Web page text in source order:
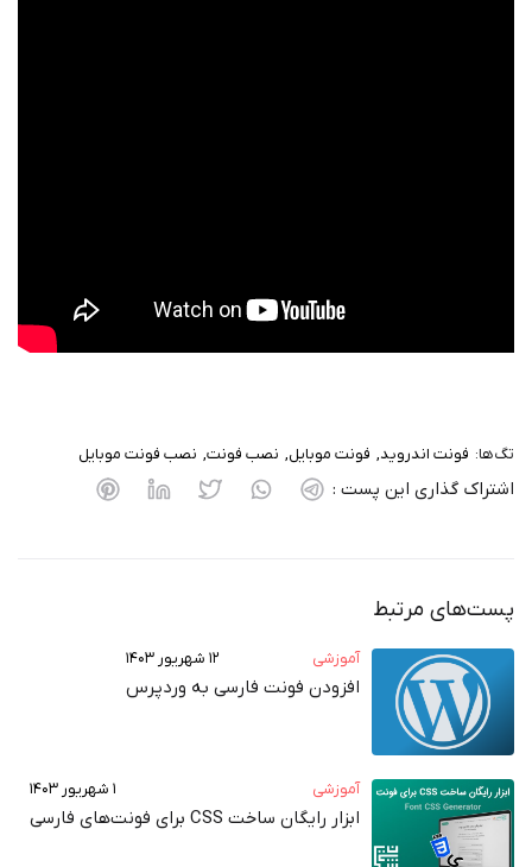
تگ‌ها: فونت اندروید فونت موبایل نصب فونت نصب فونت موبایل
اشتراک گذاری این پست :
پست‌های مرتبط
آموزشی ۱۲ شهریور ۱۴۰۳
افزودن فونت فارسی به وردپرس
آموزشی ۱ شهریور ۱۴۰۳
ابزار رایگان ساخت CSS برای فونت‌های فارسی